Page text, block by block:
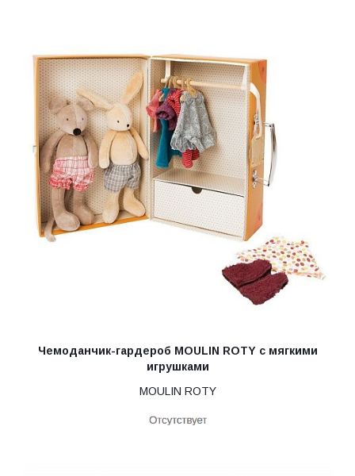
Чемоданчик-гардероб MOULIN ROTY с мягкими
игрушками
MOULIN ROTY